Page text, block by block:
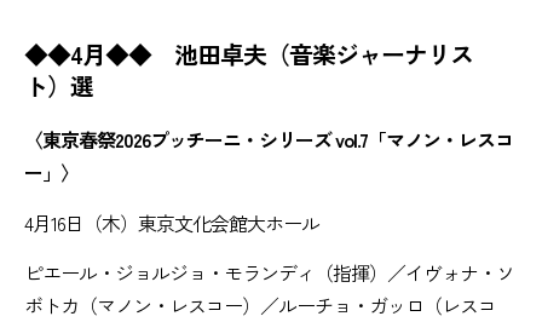
◆◆4月◆◆ 池田卓夫（音楽ジャーナリス
ト）選
〈東京春祭2026プッチーニ・シリーズ vol.7「マノン・レスコ
ー」〉
4月16日（木）東京文化会館大ホール
ピエール・ジョルジョ・モランディ（指揮）／イヴォナ・ソ
ボトカ（マノン・レスコー）／ルーチョ・ガッロ（レスコ